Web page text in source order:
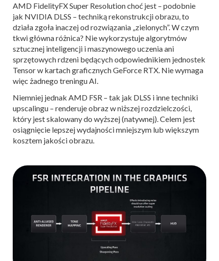
AMD FidelityFX Super Resolution choć jest – podobnie
jak NVIDIA DLSS – techniką rekonstrukcji obrazu, to
działa zgoła inaczej od rozwiązania „zielonych”. W czym
tkwi główna różnica? Nie wykorzystuje algorytmów
sztucznej inteligencji i maszynowego uczenia ani
sprzętowych rdzeni będących odpowiednikiem jednostek
Tensor w kartach graficznych GeForce RTX. Nie wymaga
więc żadnego treningu AI.
Niemniej jednak AMD FSR – tak jak DLSS i inne techniki
upscalingu – renderuje obraz w niższej rozdzielczości,
który jest skalowany do wyższej (natywnej). Celem jest
osiągnięcie lepszej wydajności mniejszym lub większym
kosztem jakości obrazu.